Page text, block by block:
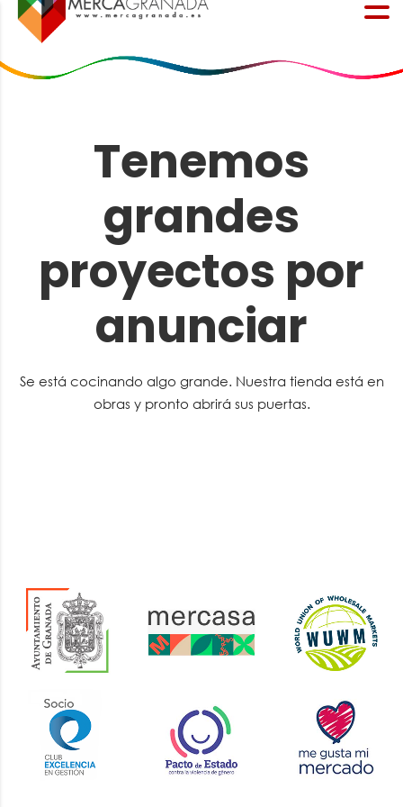
Tenemos
grandes
proyectos por
anunciar
Se está cocinando algo grande. Nuestra tienda está en
obras y pronto abrirá sus puertas.